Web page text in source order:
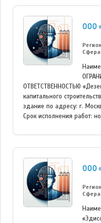
ООО
ОТВЕТСТВЕННОСТЬЮ
капитального
здание по адресу: г.
Срок исполнения работ:
ООО